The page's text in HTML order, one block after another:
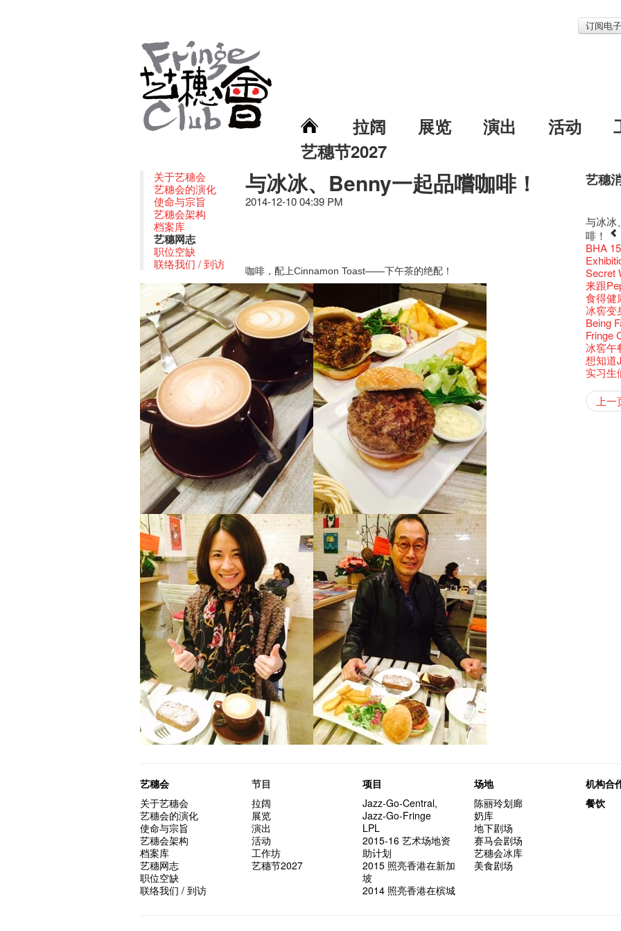
订阅电
拉阔 展览 演出 活动
艺穗节2027
关于艺穗会
艺穗会的演化
使命与宗旨
艺穗会架构
档案库
艺穗网志
职位空缺
联络我们 / 到访
与冰冰、Benny一起品嚐咖啡！
2014-12-10 04:39 PM
咖啡，配上Cinnamon Toast—​—下午茶的绝配！
艺穗
艺穗会
艺穗会
The
Feste
艺穗好
艺穗会
艺术作
古宅里
古宅里
奶库推
艺穗会
TEE
【德国
价 🍯
玉露篇
✈ 数量
煎茶
✈数量
演出期
4月21
暂时关
我们的
艺穗会
圣诞平
爵士乐
票房柜
那位女
走向自
艺穗会
仪式
爵士时
爵士时
艺穗会
This
对@艺
还未太
新年快
青菜沙
治‧翁
JAZZ
爵士时
JAZZ
【艺穗
Pop-up
格外地
格外地
Sony
the
– 31,
焕然一
参观啦
【招募
《她和
篇
观赏《
意事项
🎃万圣
WE
Fringe
招聘
【招募
「创作
对待，
【当昌
艺穗会
7pm*
Photo
Susie
员、剧
具创造
暖又迷
舞台上
drinks
艺穗会
一分钟
们一生
Sold
聘请:
新春大
注意:
处将于
【艺穗
世的秘
全新会
文化生
【艺穗
么是最
【艺穗
🕵【有
【艺穗
厨Joe
【艺穗
食午餐
艺穗会
气管表
【艺穗
窗外路
【艺穗
一位看
【艺穗
斯的诗
【艺穗
根在艺
Japan
Ring-
👻
会的20
👻
的20
【艺穗
什么艺
10月15
常踊跃
【艺穗
牛奶公
【艺穗
登登登
啦！
🎈
🕵【有
【艺穗
+
【艺穗
设计艺
成！
艺穗会
密系。
艺穗会
秘密就
艺穗会
计划」
的准导
愿望
一连四
且结束
谂好今
未？一
第二次
8月20
"Enjoy
裸对话
取得了
售罄，
名。
「给他
剧做出
墨尔本
2016
在摄影
品味艺
暂停开
艺穗默
舞蹈家
Fung
Listen
客席策
"Thank
these
years.."
三只手
2月5
公开招
热情满
图利古
风欲
Pepe-
2015-
百年未
艺穗会
2015
下午茶
Arts
喜气洋
普世欢
八周年
艺术公
次会议
试过
「百变
素食午餐
五月方
两位艺
上的新
Benny
术》访
艺术家
北烈风
挂起乙
Elaine
Benny
2015-
山外山
山外山
Hok
「山外
个展开
笑翻天
Gloria
多姿多
「你是
「一睡
艺术家
跟大家
Gloria
艺穗
要吃一
「在艺
音乐家
正
东南亚
刘智伦
理妥善
「闹市
「美
方！」
Benefit
会@划
爱这片
新年新
十筑香
Bay在
Step
小交响
餐:D
找到自
谢谢您
荣获「
奖
“Artists
fringe
与义工
与冰冰
啡！
BHA
Secret
来跟
食得健
冰窖变
Being
Fringe
冰窖午
想知道
实习生
冰​窖之
十年，
艺术家
冰窖今
摄影廊
12:00-
上一
艺穗会
关于艺穗会
艺穗会的演化
使命与宗旨
艺穗会架构
档案库
艺穗网志
职位空缺
联络我们 / 到访
节目
拉阔
展览
演出
活动
工作坊
艺穗节2027
项目
Jazz-Go-Central,
Jazz-Go-Fringe
LPL
2015-16 艺术场地资
助计划
2015 照亮香港在新加
坡
2014 照亮香港在槟城
场地
陈丽玲划廊
奶库
地下剧场
赛马会剧场
艺穗会冰库
美食剧场
机构合
餐饮